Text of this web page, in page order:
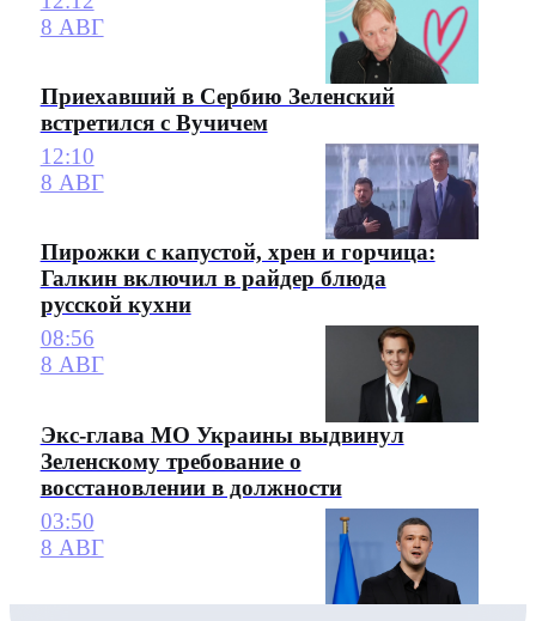
8 АВГ
Приехавший в Сербию Зеленский
встретился с Вучичем
12:10
8 АВГ
Пирожки с капустой, хрен и горчица:
Галкин включил в райдер блюда
русской кухни
08:56
8 АВГ
Экс-глава МО Украины выдвинул
Зеленскому требование о
восстановлении в должности
03:50
8 АВГ